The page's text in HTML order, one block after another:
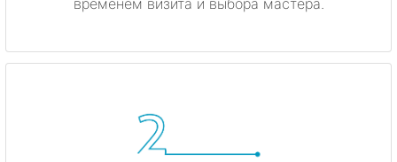
временем визита и выбора мастера.